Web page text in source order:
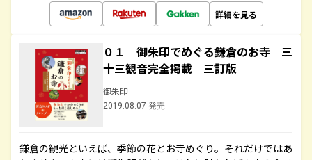
詳細を見る
０１ 御朱印でめぐる鎌倉のお寺 三
十三観音完全掲載 三訂版
御朱印
2019.08.07 発売
鎌倉の観光といえば、季節の花とお寺めぐり。それだけではあ